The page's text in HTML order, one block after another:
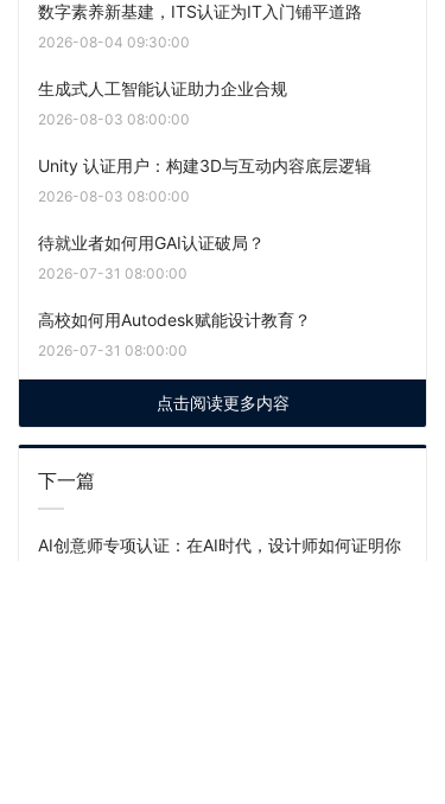
数字素养新基建，ITS认证为IT入门铺平道路
2026-08-04 09:30:00
生成式人工智能认证助力企业合规
2026-08-03 08:00:00
Unity 认证用户：构建3D与互动内容底层逻辑
2026-08-03 08:00:00
待就业者如何用GAI认证破局？
2026-07-31 08:00:00
高校如何用Autodesk赋能设计教育？
2026-07-31 08:00:00
点击阅读更多内容
下一篇
AI创意师专项认证：在AI时代，设计师如何证明你